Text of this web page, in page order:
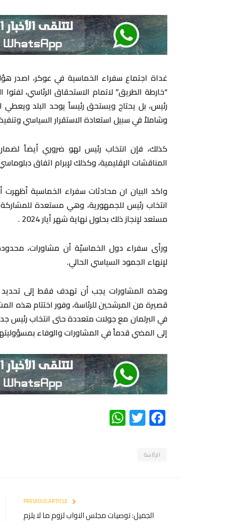
غداة اجتماع سفراء الخماسية في عوكر، اصدر
“خارطة الطريق” لاتمام الاستحقاق الرئاسي،
رئيس، بل يحتاج ويستحق رئيساً يوحد البلد ويعطي
وشاملاً في سبيل استعادة الاستقرار السياسي
كذلك، فإن انتخاب رئيس لهو ضروري أيضاً
المناقشات الإقليمية، وكذلك لإبرام اتفاق
واكد البيان ان محادثات سفراء الخماسية أظهرت
انتخاب رئيس للجمهورية، وهي مستعدة
مستعد لإنجاز ذلك بحلول نهاية شهر أيار 2024 .
ورأى سفراء دول الخماسيّة أن مشاورات،
لإنهاء الجمود السياسي الحالي.
وهذه المشاورات يجب أن تهدف فقط إلى
قصيرة من المرشحين للرئاسة، وفور اختتام هذه
في البرلمان مع جولات متعددة حتى انتخاب رئيس
إلى المضي قدماً في المشاورات والوفاء
Facebook
Twitter
الرئاسة
الجميل: توصيات مجلس النواب لزوم ما لا يلزم